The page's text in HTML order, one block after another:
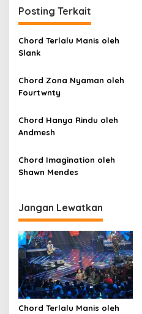
i
g
a
s
i
p
o
s
Posting Terkait
Chord Terlalu Manis oleh
Slank
Chord Zona Nyaman oleh
Fourtwnty
Chord Hanya Rindu oleh
Andmesh
Chord Imagination oleh
Shawn Mendes
Jangan Lewatkan
Chord Terlalu Manis oleh